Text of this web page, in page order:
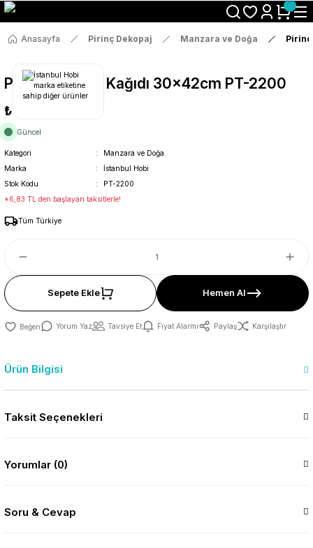
Size Özel "HG10" Koduyla Sepette Hemen %10 İndirimi Kaçırma
Anasayfa Pirinç Dekopaj Manzara ve Doğa Pirinç
Pirinç Dekopaj Kağıdı 30x42cm PT-2200
₺36
Güncel
Kategori
Manzara ve Doğa
Marka
İstanbul Hobi
Stok Kodu
PT-2200
*6,83 TL den başlayan taksitlerle!
Tüm Türkiye
Sepete Ekle Hemen Al
Yorum Yaz Tavsiye Et Fiyat Alarmı Paylaş Karşılaştır
Ürün Bilgisi
Taksit Seçenekleri
Yorumlar (0)
Soru & Cevap